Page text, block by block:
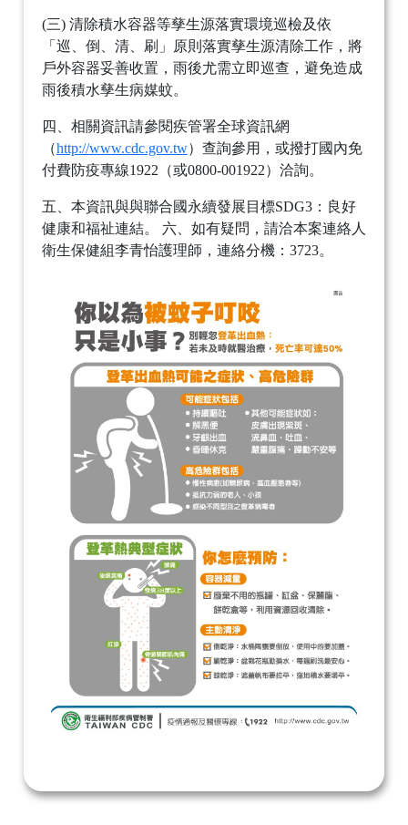
(三) 清除積水容器等孳生源落實環境巡檢及依
「巡、倒、清、刷」原則落實孳生源清除工作，將
戶外容器妥善收置，雨後尤需立即巡查，避免造成
雨後積水孳生病媒蚊。
四、相關資訊請參閱疾管署全球資訊網
（http://www.cdc.gov.tw）查詢參用，或撥打國內免
付費防疫專線1922（或0800-001922）洽詢。
五、本資訊與與聯合國永續發展目標SDG3：良好
健康和福祉連結。 六、如有疑問，請洽本案連絡人
衛生保健組李青怡護理師，連絡分機：3723。